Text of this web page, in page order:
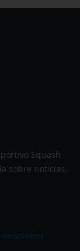
Squash
sobre noticias,